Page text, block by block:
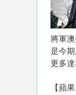
將軍
是今
更多
【蘋